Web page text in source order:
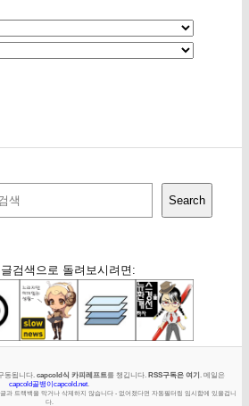
Search
검색으로 돌려보시려면:
동됩니다. capcold식 카피레프트를 챙깁니다. RSS구독은 여기. 메일은
capcold골뱅이capcold.net.
과 트랙백을 막거나 삭제하지 않습니다 - 없어졌다면 자동필터링 임시함에 있을겁니
다.